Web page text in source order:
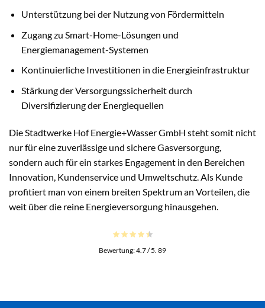
Unterstützung bei der Nutzung von Fördermitteln
Zugang zu Smart-Home-Lösungen und
Energiemanagement-Systemen
Kontinuierliche Investitionen in die Energieinfrastruktur
Stärkung der Versorgungssicherheit durch
Diversifizierung der Energiequellen
Die Stadtwerke Hof Energie+Wasser GmbH steht somit nicht
nur für eine zuverlässige und sichere Gasversorgung,
sondern auch für ein starkes Engagement in den Bereichen
Innovation, Kundenservice und Umweltschutz. Als Kunde
profitiert man von einem breiten Spektrum an Vorteilen, die
weit über die reine Energieversorgung hinausgehen.
Bewertung:4.7/ 5. 89